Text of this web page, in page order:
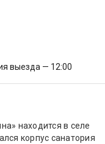
выезда — 12:00
находится в селе
корпус санатория